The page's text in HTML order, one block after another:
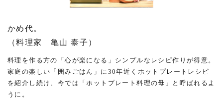
かめ代。
（料理家 亀山 泰子）
料理を作る方の「心が楽になる」シンプルなレシピ作りが得意。
家庭の楽しい「囲みごはん」に30年近くホットプレートレシピ
を紹介し続け、今では「ホットプレート料理の母」と呼ばれるよ
うに。